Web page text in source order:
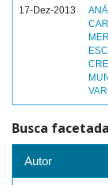
17-Dez-2013
Busca facetada
Autor